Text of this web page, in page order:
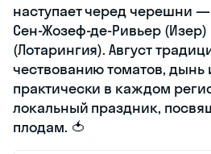
наступает черед черешни —
Сен-Жозеф-де-Ривьер (Изер)
(Лотарингия). Август
чествованию томатов,
практически в каждом
локальный праздник,
плодам. 🍅